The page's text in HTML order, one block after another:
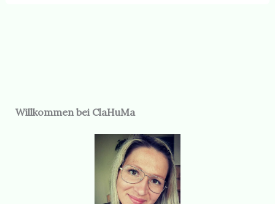
Willkommen bei ClaHuMa